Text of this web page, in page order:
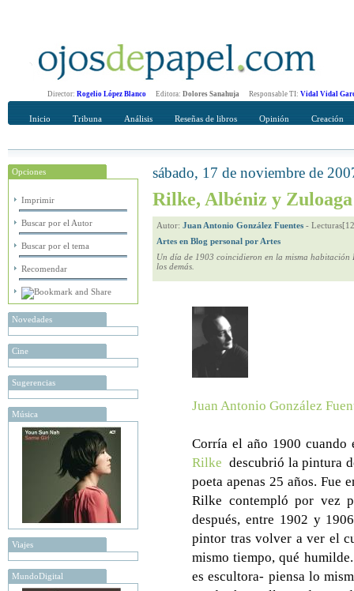
Director: Rogelio López Blanco Editora: Dolores Sanahuja Responsable TI: Vidal Vidal
Inicio Tribuna Análisis Reseñas de libros Opinión Creación
Opciones
Imprimir
Buscar por el Autor
Buscar por el tema
Recomendar
Novedades
Cine
Sugerencias
Música
Viajes
MundoDigital
Recomendar
sábado, 17 de noviembre de
Rilke, Albéniz y
Autor: Juan Antonio González Fuentes -
Artes en Blog personal por Artes
Un día de 1903 coincidieron en la misma
los demás.
Juan Antonio González
Corría el año 1900
Rilke descubrió la pintura
poeta apenas 25 años. Fue
Rilke contempló por vez
después, entre 1902 y
pintor tras volver a ver el
mismo tiempo, qué
es escultora- piensa lo